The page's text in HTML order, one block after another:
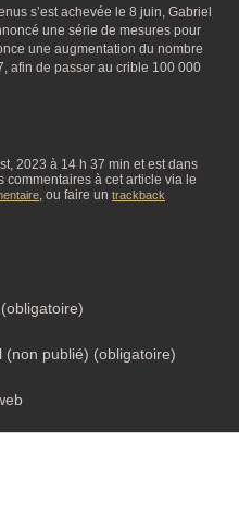
s’est achevée le 8 juin, Gabriel
une série de mesures pour
une augmentation du nombre
afin de passer au crible 100 000
2023 à 14 h 37 min et est dans
commentaires à cet article via le
, ou faire un trackback
(non publié) (obligatoire)